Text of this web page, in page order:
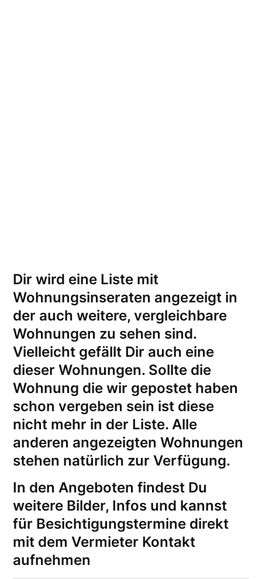
Dir wird eine Liste mit
Wohnungsinseraten angezeigt in
der auch weitere, vergleichbare
Wohnungen zu sehen sind.
Vielleicht gefällt Dir auch eine
dieser Wohnungen. Sollte die
Wohnung die wir gepostet haben
schon vergeben sein ist diese
nicht mehr in der Liste. Alle
anderen angezeigten Wohnungen
stehen natürlich zur Verfügung.
In den Angeboten findest Du
weitere Bilder, Infos und kannst
für Besichtigungstermine direkt
mit dem Vermieter Kontakt
aufnehmen